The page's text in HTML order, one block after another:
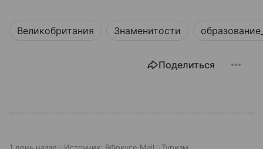
Великобритания Знаменитости
Поделиться
1 день назад Источник: ВФокусе Mail Туризм